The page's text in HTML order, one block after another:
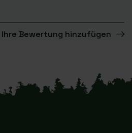
Ihre Bewertung hinzufügen